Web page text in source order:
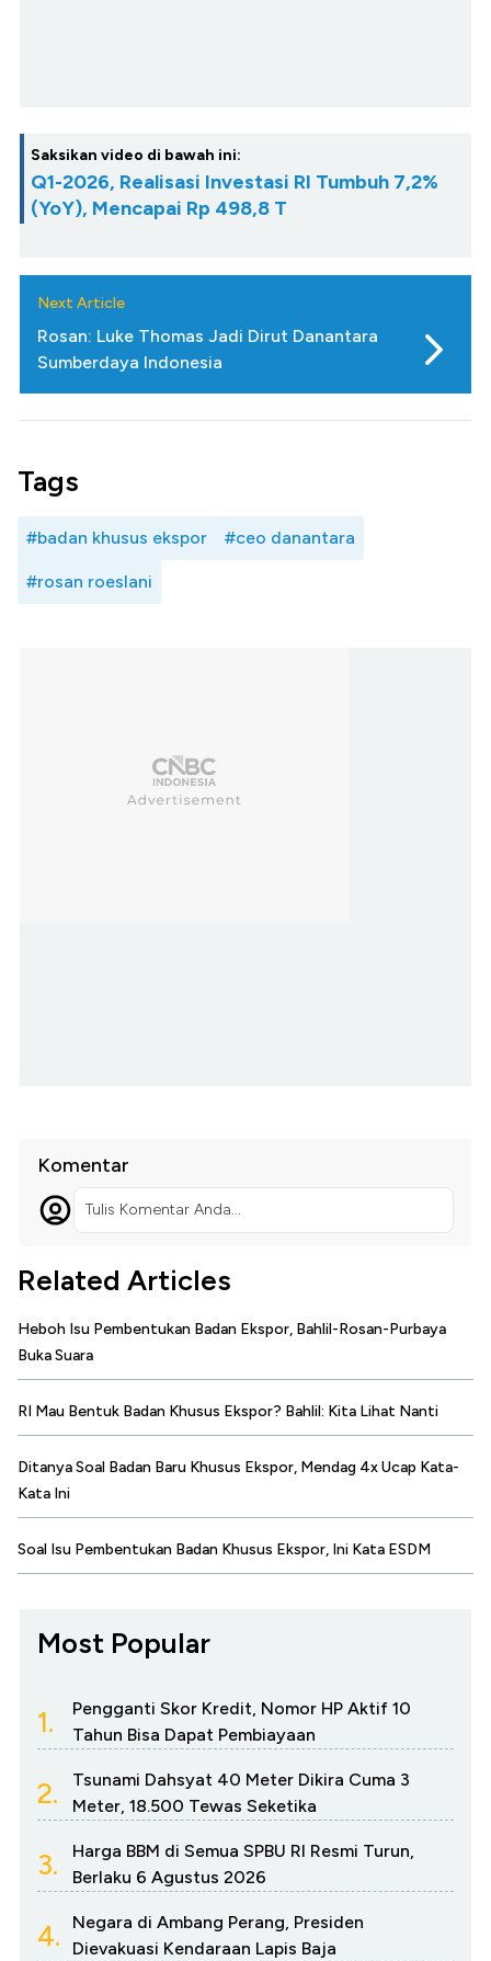
Saksikan video di bawah ini:
Q1-2026, Realisasi Investasi RI Tumbuh 7,2%
(YoY), Mencapai Rp 498,8 T
Next Article
Rosan: Luke Thomas Jadi Dirut Danantara
Sumberdaya Indonesia
Tags
#badan khusus ekspor #ceo danantara
#rosan roeslani
Komentar
Tulis Komentar Anda...
Related Articles
Heboh Isu Pembentukan Badan Ekspor, Bahlil-Rosan-Purbaya
Buka Suara
RI Mau Bentuk Badan Khusus Ekspor? Bahlil: Kita Lihat Nanti
Ditanya Soal Badan Baru Khusus Ekspor, Mendag 4x Ucap Kata-
Kata Ini
Soal Isu Pembentukan Badan Khusus Ekspor, Ini Kata ESDM
Most Popular
1.
Pengganti Skor Kredit, Nomor HP Aktif 10
Tahun Bisa Dapat Pembiayaan
2.
Tsunami Dahsyat 40 Meter Dikira Cuma 3
Meter, 18.500 Tewas Seketika
3.
Harga BBM di Semua SPBU RI Resmi Turun,
Berlaku 6 Agustus 2026
4.
Negara di Ambang Perang, Presiden
Dievakuasi Kendaraan Lapis Baja